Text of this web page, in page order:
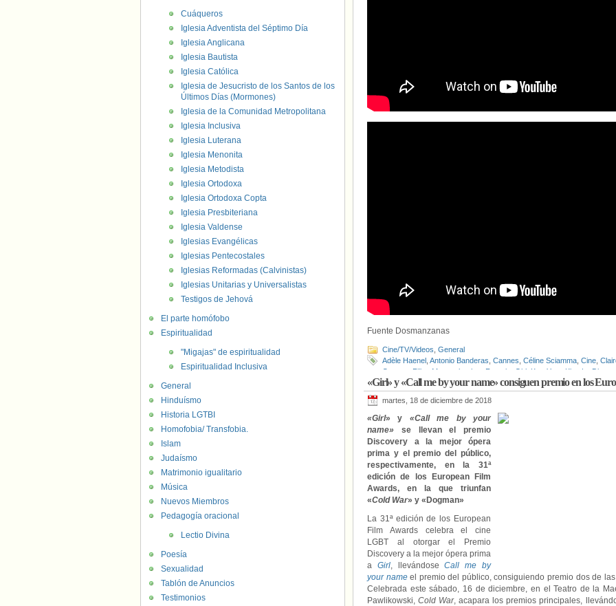
Fuente Dosmanzanas
Cine/TV/Videos General
Adèle Haenel Antonio Banderas Cannes Céline Sciamma Cine
Cannes
Filipe Matzembacher Francia Girl Kee-Yoon Kim La
Marcio Reolon,Matthias et Maxime ,Noémie Merlant,Palma Queer,
feu,Vasilis Kekatos,Virginie Ledoyen,Xavier Dolan
«Girl» y «Call me by your name» consiguen premio en los
martes, 18 de diciembre de 2018
«Girl» y «Call me by your
name» se llevan el premio
Discovery a la mejor ópera
prima y el premio del público,
respectivamente, en la 31ª
edición de los European Film
Awards, en la que triunfan
«Cold War» y «Dogman»
La 31ª edición de los European
Film Awards celebra el cine
LGBT al otorgar el Premio
Discovery a la mejor ópera prima
a Girl, llevándoseCall me by
your nameel premio del público, consiguiendo premio dos de las
Celebrada este sábado, 16 de diciembre, en el Teatro de la
Pawlikowski,Cold War, acapara los premios principales,
Cuáqueros
Iglesia Adventista del Séptimo Día
Iglesia Anglicana
Iglesia Bautista
Iglesia Católica
Iglesia de Jesucristo de los Santos de los
Últimos Días (Mormones)
Iglesia de la Comunidad Metropolitana
Iglesia Inclusiva
Iglesia Luterana
Iglesia Menonita
Iglesia Metodista
Iglesia Ortodoxa
Iglesia Ortodoxa Copta
Iglesia Presbiteriana
Iglesia Valdense
Iglesias Evangélicas
Iglesias Pentecostales
Iglesias Reformadas (Calvinistas)
Iglesias Unitarias y Universalistas
Testigos de Jehová
El parte homófobo
Espiritualidad
"Migajas" de espiritualidad
Espiritualidad Inclusiva
General
Hinduísmo
Historia LGTBI
Homofobia/ Transfobia.
Islam
Judaísmo
Matrimonio igualitario
Música
Nuevos Miembros
Pedagogía oracional
Lectio Divina
Poesía
Sexualidad
Tablón de Anuncios
Testimonios